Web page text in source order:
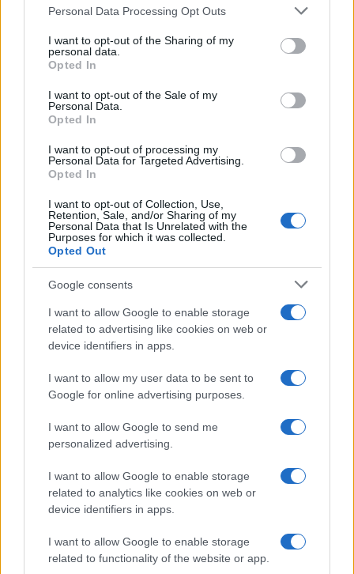
Please note that this website/app uses one or more Google
not limited to your visit or usage behaviour. You may click to
grant or deny consent to Google and its third-party tags to
use your data for below specified purposes in below Google
consent section.
Personal Data Processing Opt Outs
I want to opt-out of the Sharing of my
personal data.
Opted In
I want to opt-out of the Sale of my
Personal Data.
Opted In
I want to opt-out of processing my
Personal Data for Targeted Advertising.
Opted In
I want to opt-out of Collection, Use,
Retention, Sale, and/or Sharing of my
Personal Data that Is Unrelated with the
Purposes for which it was collected.
Opted Out
Google consents
I want to allow Google to enable storage
related to advertising like cookies on web or
device identifiers in apps.
I want to allow my user data to be sent to
Google for online advertising purposes.
I want to allow Google to send me
personalized advertising.
I want to allow Google to enable storage
related to analytics like cookies on web or
device identifiers in apps.
I want to allow Google to enable storage
related to functionality of the website or app.
F
a
ce
b
o
o
k
T
w
it
te
r
Pi
n
re
W
h
s
p
p
S
h
re
Prossimo articolo
NOTIZIE RECENTI
Incidente a Baia Sardinia, scontro tra auto e
moto: un ferito
Le ultime offerte di lavoro a Olbia e in Gallura
segnalazione dei residenti
Incendi in Gallura, devastati un chiosco e due
furgoni: le indagini
Cannigione celebra la cultura gallurese con il
“Poker letterario”